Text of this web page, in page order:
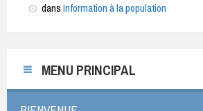
dans Information à la population
MENU PRINCIPAL